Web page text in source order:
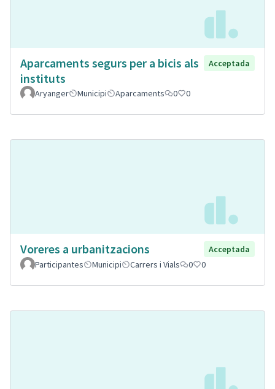
Aparcaments segurs per a bicis als
instituts
Acceptada
Aryanger Municipi Aparcaments 0 0
Voreres a urbanitzacions
Acceptada
Participantes
Municipi Carrers i Vials 0 0